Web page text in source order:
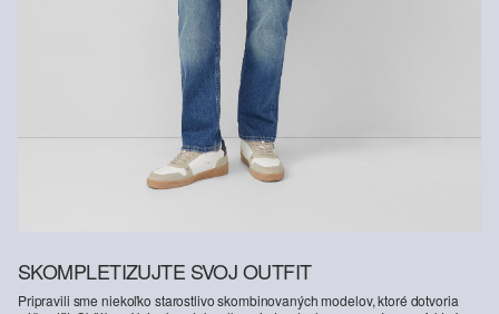
SKOMPLETIZUJTE SVOJ OUTFIT
Pripravili sme niekoľko starostlivo skombinovaných modelov, ktoré dotvoria